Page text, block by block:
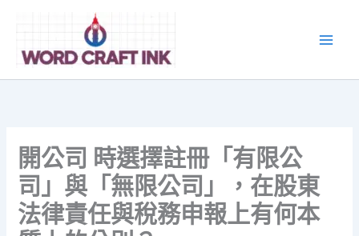
開公司 時選擇註冊「有限公
司」與「無限公司」，在股東
法律責任與稅務申報上有何本